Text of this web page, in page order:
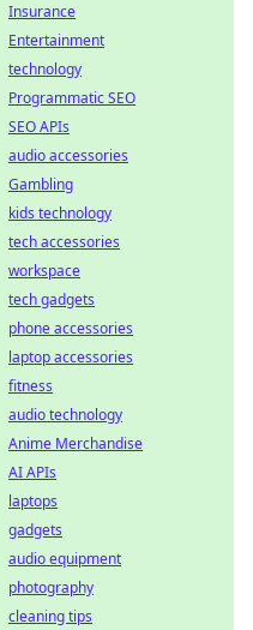
Insurance
Entertainment
technology
Programmatic SEO
SEO APIs
audio accessories
Gambling
kids technology
tech accessories
workspace
tech gadgets
phone accessories
laptop accessories
fitness
audio technology
Anime Merchandise
AI APIs
laptops
gadgets
audio equipment
photography
cleaning tips